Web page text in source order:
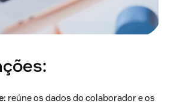
reúne os dados do colaborador e os